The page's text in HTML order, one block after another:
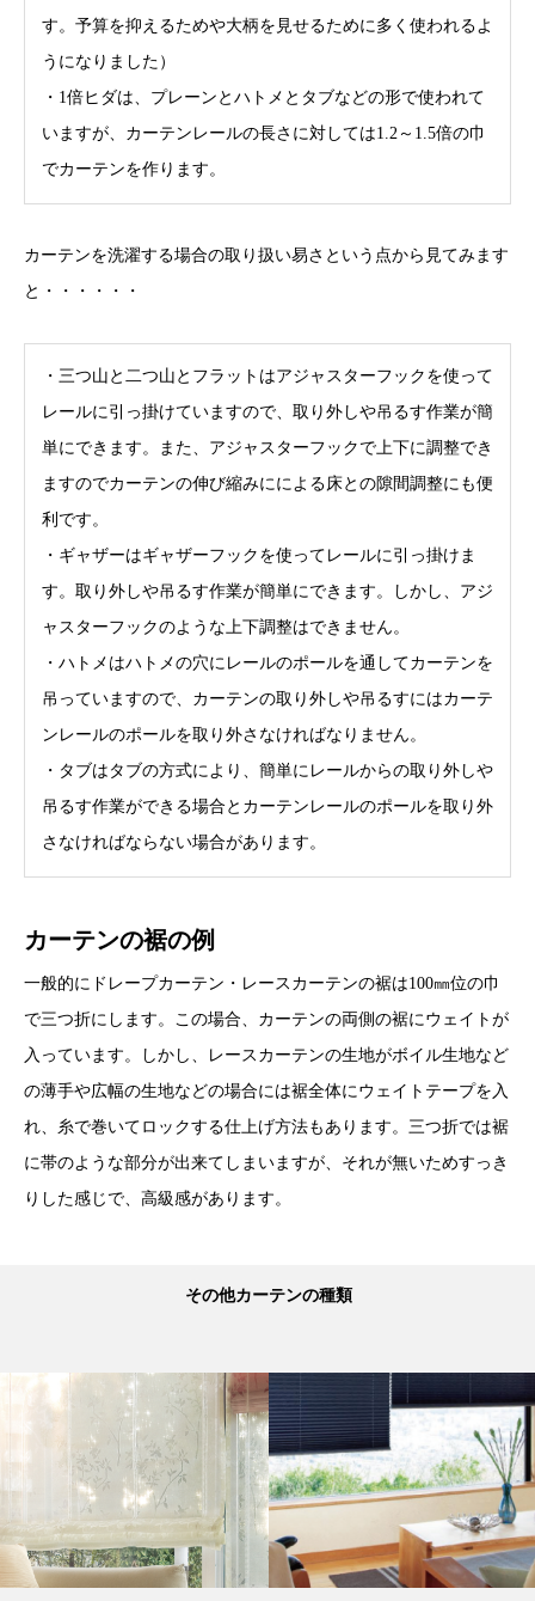
す。予算を抑えるためや大柄を見せるために多く使われるよ
うになりました）
・1倍ヒダは、プレーンとハトメとタブなどの形で使われて
いますが、カーテンレールの長さに対しては1.2～1.5倍の巾
でカーテンを作ります。
カーテンを洗濯する場合の取り扱い易さという点から見てみます
と・・・・・・
・三つ山と二つ山とフラットはアジャスターフックを使って
レールに引っ掛けていますので、取り外しや吊るす作業が簡
単にできます。また、アジャスターフックで上下に調整でき
ますのでカーテンの伸び縮みにによる床との隙間調整にも便
利です。
・ギャザーはギャザーフックを使ってレールに引っ掛けま
す。取り外しや吊るす作業が簡単にできます。しかし、アジ
ャスターフックのような上下調整はできません。
・ハトメはハトメの穴にレールのポールを通してカーテンを
吊っていますので、カーテンの取り外しや吊るすにはカーテ
ンレールのポールを取り外さなければなりません。
・タブはタブの方式により、簡単にレールからの取り外しや
吊るす作業ができる場合とカーテンレールのポールを取り外
さなければならない場合があります。
カーテンの裾の例
一般的にドレープカーテン・レースカーテンの裾は100㎜位の巾
で三つ折にします。この場合、カーテンの両側の裾にウェイトが
入っています。しかし、レースカーテンの生地がボイル生地など
の薄手や広幅の生地などの場合には裾全体にウェイトテープを入
れ、糸で巻いてロックする仕上げ方法もあります。三つ折では裾
に帯のような部分が出来てしまいますが、それが無いためすっき
りした感じで、高級感があります。
その他カーテンの種類